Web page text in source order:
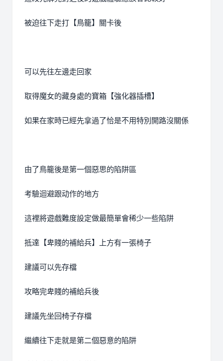
被迫往下走打【鳥籠】關卡後
可以先往左邊走回家
取得魔女的藏身處的寶箱【強化器插槽】
如果在家時已經先拿過了恰是不用特別開路沒關係
由了鳥籠後是第一個惡思的陷阱區
考驗迴避跟动作的地方
這裡將遊戲難度設定做最簡單會稀少一些陷阱
抵達【卑賤的補給兵】上方有一張椅子
建議可以先存檔
攻略完卑賤的補給兵後
建議先坐回椅子存檔
繼續往下走就是第二個惡意的陷阱